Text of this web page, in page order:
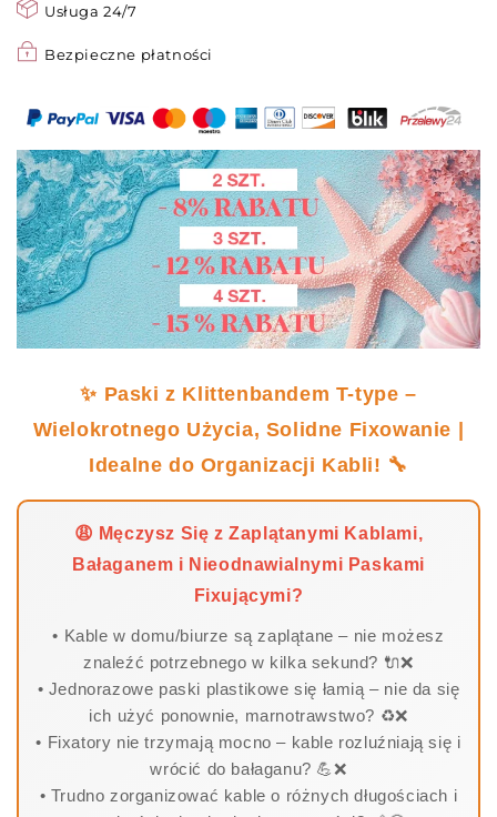
Bałaganu!
🧵
Bałaganu!
🧵
Usługa 24/7
Bezpieczne płatności
✨ Paski z Klittenbandem T-type –
Wielokrotnego Użycia, Solidne Fixowanie |
Idealne do Organizacji Kabli! 🔧
😩 Męczysz Się z Zaplątanymi Kablami,
Bałaganem i Nieodnawialnymi Paskami
Fixującymi?
• Kable w domu/biurze są zaplątane – nie możesz
znaleźć potrzebnego w kilka sekund? 🔌❌
• Jednorazowe paski plastikowe się łamią – nie da się
ich użyć ponownie, marnotrawstwo? ♻️❌
• Fixatory nie trzymają mocno – kable rozluźniają się i
wrócić do bałaganu? 💪❌
• Trudno zorganizować kable o różnych długościach i